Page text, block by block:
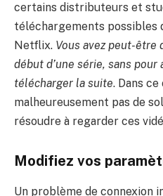
certains distributeurs et
téléchargements possibles
Netflix. Vous avez peut-être
début d’une série, sans
télécharger la suite. Dans ce
malheureusement pas de
résoudre à regarder ces
Modifiez vos
Un problème de connexion